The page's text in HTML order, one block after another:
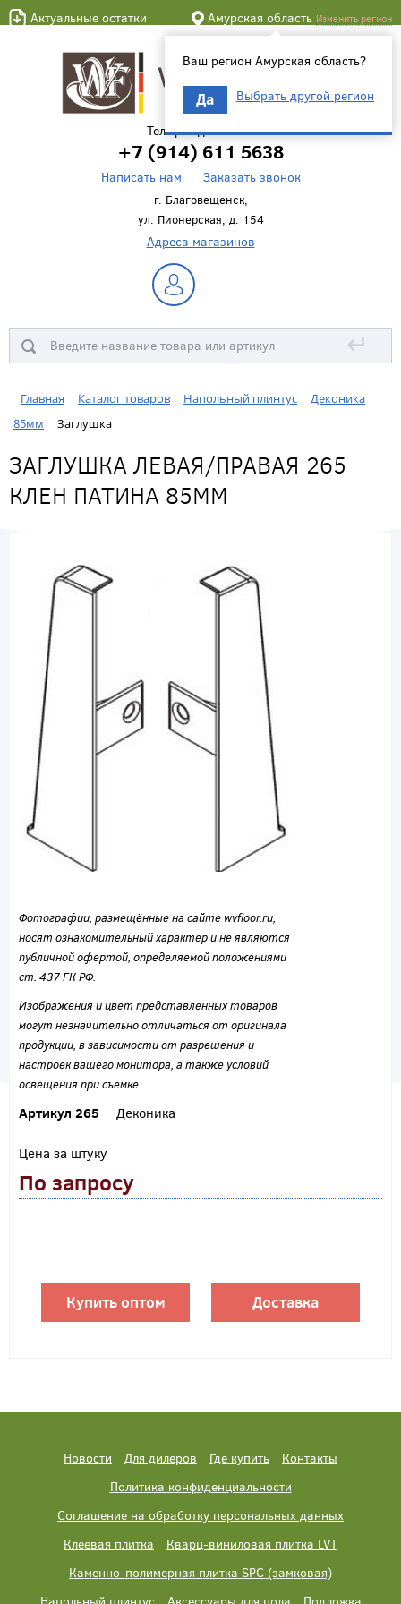
Актуальные остатки Амурская область Изменить регион
Ваш регион Амурская область?
Да Выбрать другой регион
Телефон для связи
+7 (914) 611 5638
Написать нам Заказать звонок
г. Благовещенск,
ул. Пионерская, д. 154
Адреса магазинов
↵
Главная Каталог товаров Напольный плинтус
Деконика
85мм
Заглушка
ЗАГЛУШКА ЛЕВАЯ/ПРАВАЯ 265
КЛЕН ПАТИНА 85ММ
Фотографии, размещённые на сайте wvfloor.ru,
носят ознакомительный характер и не являются
публичной офертой, определяемой положениями
ст. 437 ГК РФ.
Изображения и цвет представленных товаров
могут незначительно отличаться от оригинала
продукции, в зависимости от разрешения и
настроек вашего монитора, а также условий
освещения при съемке.
Артикул 265 Деконика
Цена за штуку
По запросу
Купить оптом Доставка
Новости Для дилеров Где купить
Контакты
Политика конфиденциальности
Соглашение на обработку персональных данных
Клеевая плитка
Кварц-виниловая плитка LVT
Каменно-полимерная плитка SPC (замковая)